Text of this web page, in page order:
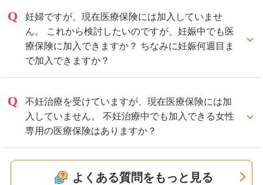
5年以上経過している場合には一般の医療保険をご案
内できることもあります。
また、がんを経験された方のためのがん保険もご案内
できます。
保険の種類および保険会社によって、現在の健康状態
等によってはご加入いただけないケースもございます
ので、弊社にお気軽にお問い合わせください。
妊婦ですが、現在医療保険には加入していませ
ん。 これから検討したいのですが、妊娠中でも医
療保険に加入できますか？ ちなみに妊娠何週目ま
で加入できますか？
妊娠中のご加入は、保険会社によって取り扱いが異な
っています。
通常、一般の医療保険では妊娠中に入れる保険会社は
少なく、加入できても、いま現在の妊娠に起因する病
気は保障対象外となることがあります。
最近は妊婦専用の医療保険も販売されています。妊娠
週数を問わずにご加入いただくことができ、その妊娠
不妊治療を受けていますが、現在医療保険には加
入していません。 不妊治療中でも加入できる女性
専用の医療保険はありますか？
不妊治療費用そのものは保障されませんが、不妊治療
中に発症するその他の病気の入院費用や手術費用など
をカバーできる保険を取り扱っています。
よくある質問をもっと見る